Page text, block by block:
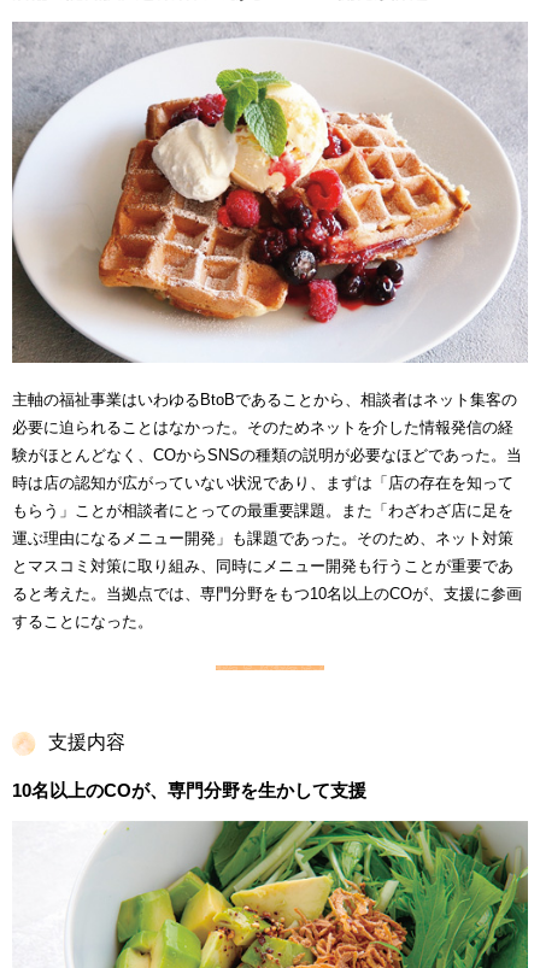
主軸の福祉事業はいわゆるBtoBであることから、相談者はネット集客の
必要に迫られることはなかった。そのためネットを介した情報発信の経
験がほとんどなく、COからSNSの種類の説明が必要なほどであった。当
時は店の認知が広がっていない状況であり、まずは「店の存在を知って
もらう」ことが相談者にとっての最重要課題。また「わざわざ店に足を
運ぶ理由になるメニュー開発」も課題であった。そのため、ネット対策
とマスコミ対策に取り組み、同時にメニュー開発も行うことが重要であ
ると考えた。当拠点では、専門分野をもつ10名以上のCOが、支援に参画
することになった。
支援内容
10名以上のCOが、専門分野を生かして支援